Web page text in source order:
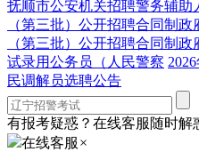
抚顺市公安机关招聘警务辅助
（第三批）公开招聘合同制政
（第三批）公开招聘合同制政
试录用公务员（人民警察
民调解员选聘公告
有报考疑惑？在线客服随时解
在线客服 ×